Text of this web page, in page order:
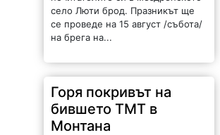
село Люти брод. Празникът ще
се проведе на 15 август /събота/
на брега на...
Горя покривът на
бившето ТМТ в
Монтана